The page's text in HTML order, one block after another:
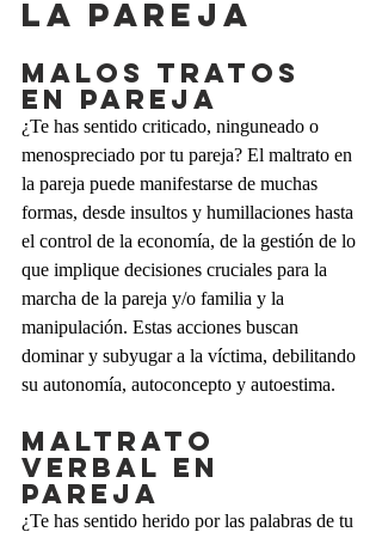
la pareja
Malos tratos
en pareja
¿Te has sentido criticado, ninguneado o
menospreciado por tu pareja? El maltrato en
la pareja puede manifestarse de muchas
formas, desde insultos y humillaciones hasta
el control de la economía, de la gestión de lo
que implique decisiones cruciales para la
marcha de la pareja y/o familia y la
manipulación. Estas acciones buscan
dominar y subyugar a la víctima, debilitando
su autonomía, autoconcepto y autoestima.
Maltrato
verbal en
pareja
¿Te has sentido herido por las palabras de tu